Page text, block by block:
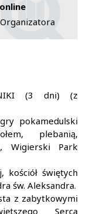
(3 dni) (z
pokamedulski
plebanią,
Wigierski Park
kościół świętych
św. Aleksandra.
z zabytkowymi
Serca